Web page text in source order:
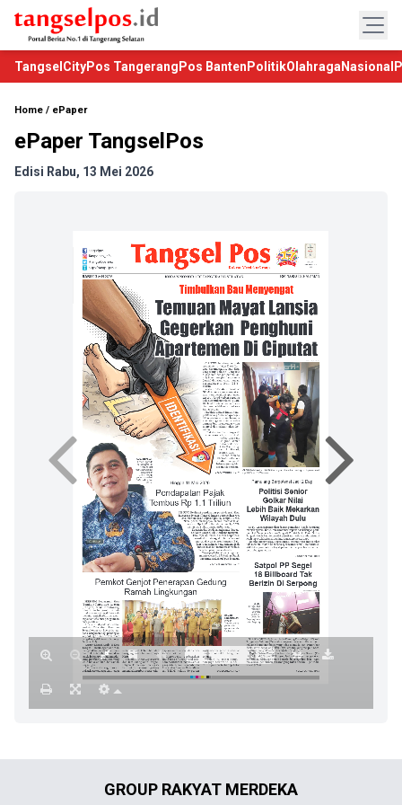
TangselCityPos Tangerang Pos Banten PolitikOlahraga Nasional
Home / ePaper
ePaper TangselPos
Edisi Rabu, 13 Mei 2026
GROUP RAKYAT MERDEKA